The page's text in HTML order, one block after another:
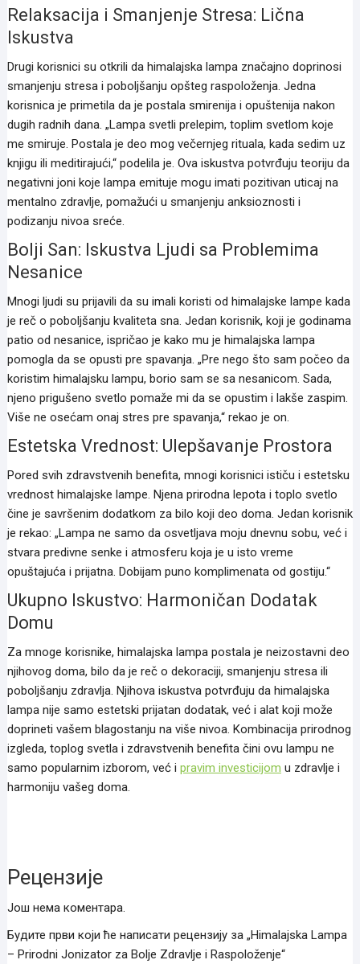
Relaksacija i Smanjenje Stresa: Lična
Iskustva
Drugi korisnici su otkrili da himalajska lampa značajno doprinosi
smanjenju stresa i poboljšanju opšteg raspoloženja. Jedna
korisnica je primetila da je postala smirenija i opuštenija nakon
dugih radnih dana. „Lampa svetli prelepim, toplim svetlom koje
me smiruje. Postala je deo mog večernjeg rituala, kada sedim uz
knjigu ili meditirajući,“ podelila je. Ova iskustva potvrđuju teoriju da
negativni joni koje lampa emituje mogu imati pozitivan uticaj na
mentalno zdravlje, pomažući u smanjenju anksioznosti i
podizanju nivoa sreće.
Bolji San: Iskustva Ljudi sa Problemima
Nesanice
Mnogi ljudi su prijavili da su imali koristi od himalajske lampe kada
je reč o poboljšanju kvaliteta sna. Jedan korisnik, koji je godinama
patio od nesanice, ispričao je kako mu je himalajska lampa
pomogla da se opusti pre spavanja. „Pre nego što sam počeo da
koristim himalajsku lampu, borio sam se sa nesanicom. Sada,
njeno prigušeno svetlo pomaže mi da se opustim i lakše zaspim.
Više ne osećam onaj stres pre spavanja,“ rekao je on.
Estetska Vrednost: Ulepšavanje Prostora
Pored svih zdravstvenih benefita, mnogi korisnici ističu i estetsku
vrednost himalajske lampe. Njena prirodna lepota i toplo svetlo
čine je savršenim dodatkom za bilo koji deo doma. Jedan korisnik
je rekao: „Lampa ne samo da osvetljava moju dnevnu sobu, već i
stvara predivne senke i atmosferu koja je u isto vreme
opuštajuća i prijatna. Dobijam puno komplimenata od gostiju.“
Ukupno Iskustvo: Harmoničan Dodatak
Domu
Za mnoge korisnike, himalajska lampa postala je neizostavni deo
njihovog doma, bilo da je reč o dekoraciji, smanjenju stresa ili
poboljšanju zdravlja. Njihova iskustva potvrđuju da himalajska
lampa nije samo estetski prijatan dodatak, već i alat koji može
doprineti vašem blagostanju na više nivoa. Kombinacija prirodnog
izgleda, toplog svetla i zdravstvenih benefita čini ovu lampu ne
samo popularnim izborom, već i pravim investicijom u zdravlje i
harmoniju vašeg doma.
Рецензије
Још нема коментара.
Будите први који ће написати рецензију за „Himalajska Lampa
– Prirodni Jonizator za Bolje Zdravlje i Raspoloženje“